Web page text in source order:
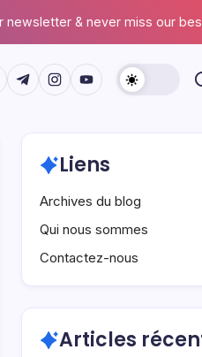
newsletter & never miss our
twitter.com/
https://t.me/
https://https://youtube.com/
Liens
Archives du blog
Qui nous sommes
Contactez-nous
Articles